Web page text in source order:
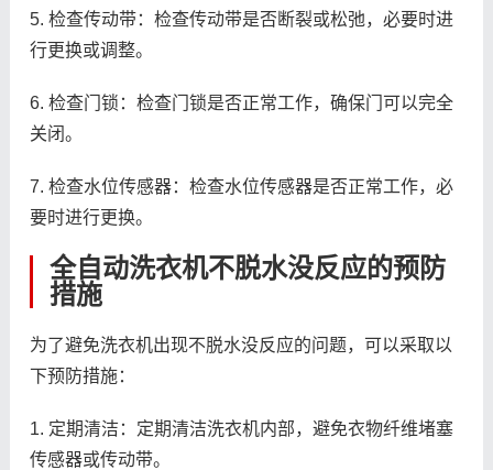
5. 检查传动带：检查传动带是否断裂或松弛，必要时进
行更换或调整。
6. 检查门锁：检查门锁是否正常工作，确保门可以完全
关闭。
7. 检查水位传感器：检查水位传感器是否正常工作，必
要时进行更换。
全自动洗衣机不脱水没反应的预防
措施
为了避免洗衣机出现不脱水没反应的问题，可以采取以
下预防措施：
1. 定期清洁：定期清洁洗衣机内部，避免衣物纤维堵塞
传感器或传动带。